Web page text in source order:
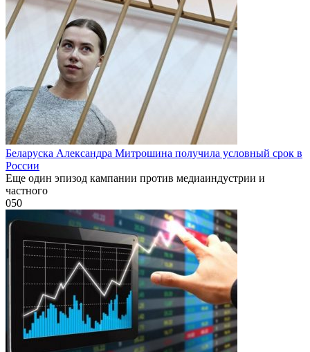
Беларуска Александра Митрошина получила условный срок в
России
Еще один эпизод кампании против медиаиндустрии и
частного
050